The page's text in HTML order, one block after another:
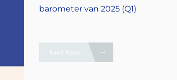
barometer van 2025 (Q1)
Read More